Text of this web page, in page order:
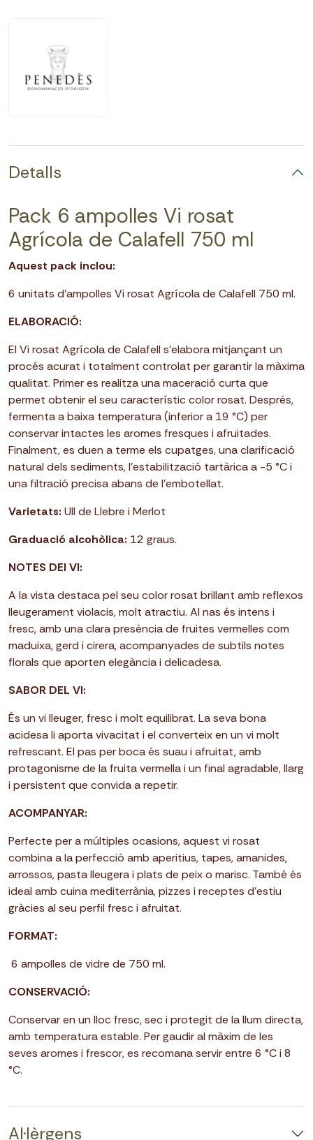
Detalls
Pack 6 ampolles Vi rosat
Agrícola de Calafell 750 ml
Aquest pack inclou:
6 unitats d'ampolles Vi rosat Agrícola de Calafell 750 ml.
ELABORACIÓ:
El Vi rosat Agrícola de Calafell s’elabora mitjançant un
procés acurat i totalment controlat per garantir la màxima
qualitat. Primer es realitza una maceració curta que
permet obtenir el seu característic color rosat. Després,
fermenta a baixa temperatura (inferior a 19 °C) per
conservar intactes les aromes fresques i afruitades.
Finalment, es duen a terme els cupatges, una clarificació
natural dels sediments, l’estabilització tartàrica a -5 °C i
una filtració precisa abans de l’embotellat.
Varietats: Ull de Llebre i Merlot
Graduació alcohòlica: 12 graus.
NOTES DEl VI:
A la vista destaca pel seu color rosat brillant amb reflexos
lleugerament violacis, molt atractiu. Al nas és intens i
fresc, amb una clara presència de fruites vermelles com
maduixa, gerd i cirera, acompanyades de subtils notes
florals que aporten elegància i delicadesa.
SABOR DEL VI:
És un vi lleuger, fresc i molt equilibrat. La seva bona
acidesa li aporta vivacitat i el converteix en un vi molt
refrescant. El pas per boca és suau i afruitat, amb
protagonisme de la fruita vermella i un final agradable, llarg
i persistent que convida a repetir.
ACOMPANYAR:
Perfecte per a múltiples ocasions, aquest vi rosat
combina a la perfecció amb aperitius, tapes, amanides,
arrossos, pasta lleugera i plats de peix o marisc. També és
ideal amb cuina mediterrània, pizzes i receptes d’estiu
gràcies al seu perfil fresc i afruitat.
FORMAT:
6 ampolles de vidre de 750 ml.
CONSERVACIÓ:
Conservar en un lloc fresc, sec i protegit de la llum directa,
amb temperatura estable. Per gaudir al màxim de les
seves aromes i frescor, es recomana servir entre 6 °C i 8
°C.
Al·lèrgens